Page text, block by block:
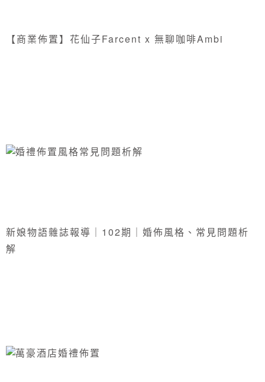
【商業佈置】花仙子Farcent x 無聊咖啡Ambi
新娘物語雜誌報導｜102期｜婚佈風格、常見問題析
解